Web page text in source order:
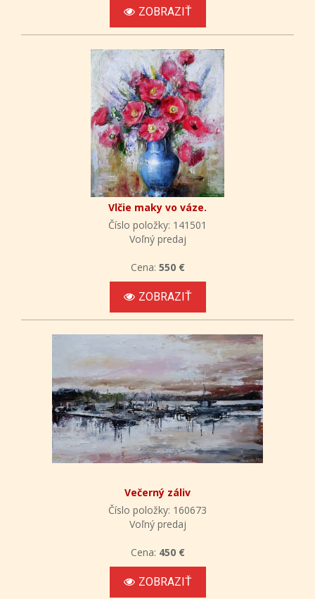
ZOBRAZIŤ
Vlčie maky vo váze.
Číslo položky: 141501
Voľný predaj
Cena: 550 €
ZOBRAZIŤ
Večerný záliv
Číslo položky: 160673
Voľný predaj
Cena: 450 €
ZOBRAZIŤ